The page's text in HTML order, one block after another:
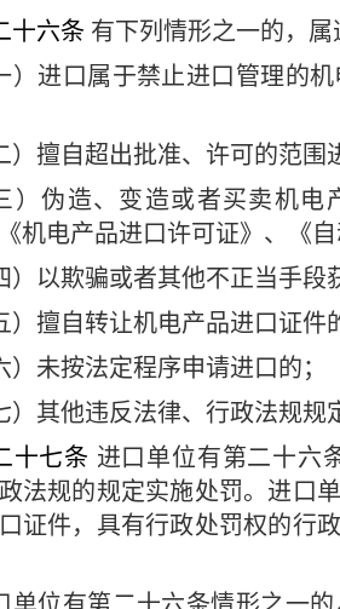
十六条 有下列情形之一的，
）进口属于禁止进口管理的
）擅自超出批准、许可的范
）伪造、变造或者买卖机
机电产品进口许可证》、
）以欺骗或者其他不正当手
）擅自转让机电产品进口证
）未按法定程序申请进口
）其他违反法律、行政法规
十七条 进口单位有第二十六
法规的规定实施处罚。进口
证件，具有行政处罚权的行